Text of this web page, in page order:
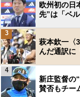
欧州初の日
先”は「ベ
萩本欽一〈
んだ通訳に
3
新庄監督の
賛否もチー
4